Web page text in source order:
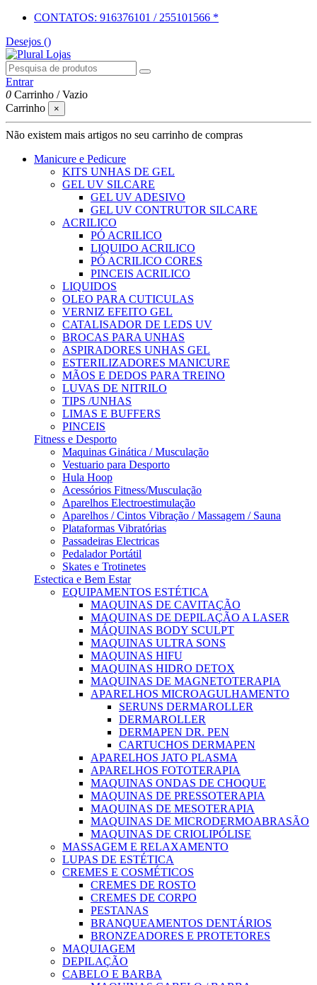
CONTATOS: 916376101 / 255101566 *
Desejos ()
Entrar
0 Carrinho /Vazio
Carrinho
×
Não existem mais artigos no seu carrinho de compras
Manicure e Pedicure
KITS UNHAS DE GEL
GEL UV SILCARE
GEL UV ADESIVO
GEL UV CONTRUTOR SILCARE
ACRILICO
PÓ ACRILICO
LIQUIDO ACRILICO
PÓ ACRILICO CORES
PINCEIS ACRILICO
LIQUIDOS
OLEO PARA CUTICULAS
VERNIZ EFEITO GEL
CATALISADOR DE LEDS UV
BROCAS PARA UNHAS
ASPIRADORES UNHAS GEL
ESTERILIZADORES MANICURE
MÃOS E DEDOS PARA TREINO
LUVAS DE NITRILO
TIPS /UNHAS
LIMAS E BUFFERS
PINCEIS
Fitness e Desporto
Maquinas Ginática / Musculação
Vestuario para Desporto
Hula Hoop
Acessórios Fitness/Musculação
Aparelhos Electroestimulação
Aparelhos / Cintos Vibração / Massagem / Sauna
Plataformas Vibratórias
Passadeiras Electricas
Pedalador Portátil
Skates e Trotinetes
Estectica e Bem Estar
EQUIPAMENTOS ESTÉTICA
MAQUINAS DE CAVITAÇÃO
MAQUINAS DE DEPILAÇÃO A LASER
MÁQUINAS BODY SCULPT
MAQUINAS ULTRA SONS
MAQUINAS HIFU
MAQUINAS HIDRO DETOX
MAQUINAS DE MAGNETOTERAPIA
APARELHOS MICROAGULHAMENTO
SERUNS DERMAROLLER
DERMAROLLER
DERMAPEN DR. PEN
CARTUCHOS DERMAPEN
APARELHOS JATO PLASMA
APARELHOS FOTOTERAPIA
MAQUINAS ONDAS DE CHOQUE
MAQUINAS DE PRESSOTERAPIA
MAQUINAS DE MESOTERAPIA
MAQUINAS DE MICRODERMOABRASÃO
MAQUINAS DE CRIOLIPÓLISE
MASSAGEM E RELAXAMENTO
LUPAS DE ESTÉTICA
CREMES E COSMÉTICOS
CREMES DE ROSTO
CREMES DE CORPO
PESTANAS
BRANQUEAMENTOS DENTÁRIOS
BRONZEADORES E PROTETORES
MAQUIAGEM
DEPILAÇÃO
CABELO E BARBA